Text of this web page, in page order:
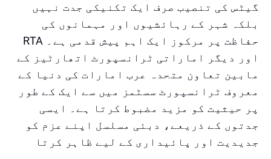
گیٹس کی تنصیب صرف ایک تکنیکی جدت نہیں
بلکہ شہر کے رہائشیوں اور مہمانوں کی
حفاظت پر مرکوز ایک اہم پیش قدمی ہے۔ RTA
اور دیگر اماراتی ٹرانسپورٹ اتھارٹیز کے
مابین تعاون متحدہ عرب امارات کی دنیا کے
معروف ٹرانسپورٹ سسٹمز میں سے ایک کے طور
پر حیثیت کو مزید مضبوط کرتا ہے۔ ایسی
جدتوں کے ذریعے، دبئی مسلسل اپنے عزم کو
جدیدیت اور پائیداری کے لیے ظاہر کرتا